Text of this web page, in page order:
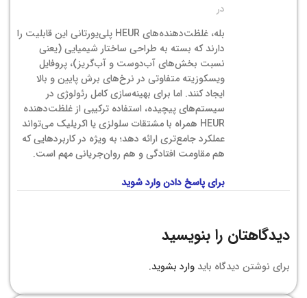
در
بله، غلظت‌دهنده‌های HEUR پلی‌یورتانی این قابلیت را
دارند که بسته به طراحی ساختار شیمیایی (یعنی
نسبت بخش‌های آب‌دوست و آب‌گریز)، پروفایل
ویسکوزیته متفاوتی در نرخ‌های برش پایین و بالا
ایجاد کنند. اما برای بهینه‌سازی کامل رئولوژی در
سیستم‌های پیچیده، استفاده ترکیبی از غلظت‌دهنده
HEUR همراه با مشتقات سلولزی یا اکریلیک می‌تواند
عملکرد جامع‌تری ارائه دهد؛ به ویژه در کاربردهایی که
هم مقاومت افتادگی و هم روان‌جریانی مهم است.
برای پاسخ دادن وارد شوید
دیدگاهتان را بنویسید
برای نوشتن دیدگاه باید وارد بشوید.